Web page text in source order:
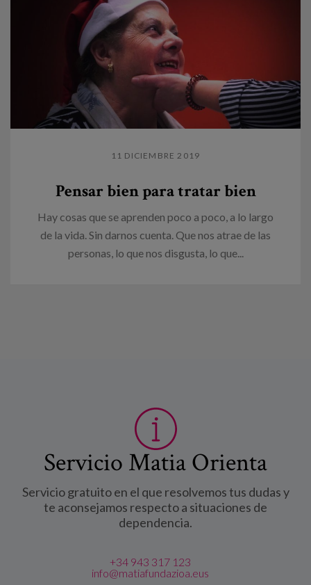
11 DICIEMBRE 2019
Pensar bien para tratar bien
Hay cosas que se aprenden poco a poco, a lo largo
de la vida. Sin darnos cuenta. Que nos atrae de las
personas, lo que nos disgusta, lo que...
Servicio Matia Orienta
Servicio gratuito en el que resolvemos tus dudas y
te aconsejamos respecto a situaciones de
dependencia.
+34 943 317 123
info@matiafundazioa.eus